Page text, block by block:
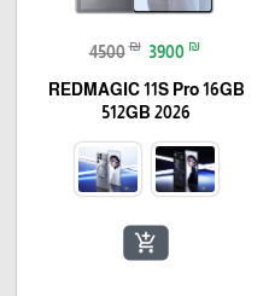
4500 ₪ 3900 ₪
REDMAGIC 11S Pro 16GB
512GB 2026
add_shopping_cart